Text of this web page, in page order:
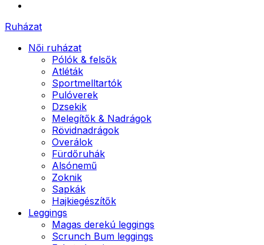
Ruházat
Női ruházat
Pólók & felsők
Atléták
Sportmelltartók
Pulóverek
Dzsekik
Melegítők & Nadrágok
Rövidnadrágok
Overálok
Fürdőruhák
Alsónemű
Zoknik
Sapkák
Hajkiegészítők
Leggings
Magas derekú leggings
Scrunch Bum leggings